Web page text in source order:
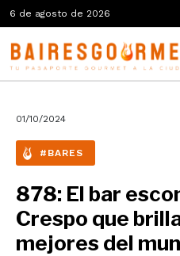
6 de agosto de 2026
01/10/2024
#BARES
878: El bar
Crespo que
mejores del